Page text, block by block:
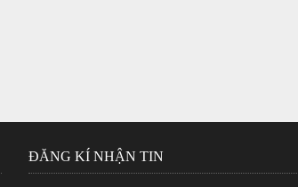
ĐĂNG KÍ NHẬN TIN